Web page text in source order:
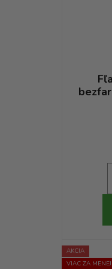
AKCIA
VIAC ZA MENEJ